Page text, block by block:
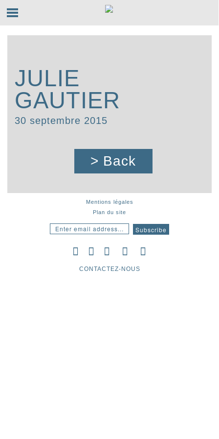
JULIE
GAUTIER
30 septembre 2015
> Back
Mentions légales
Plan du site
CONTACTEZ-NOUS